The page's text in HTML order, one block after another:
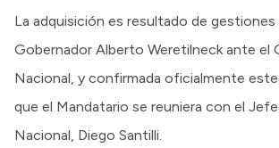
La adquisición es resultado de gestiones
Gobernador Alberto Weretilneck ante el
Nacional, y confirmada oficialmente
que el Mandatario se reuniera con el
Nacional, Diego Santilli.